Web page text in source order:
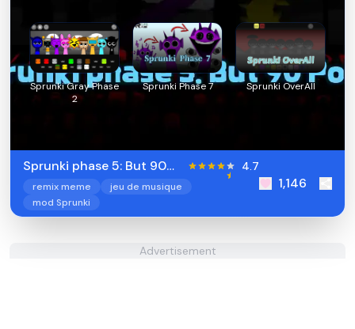
Sprunki Gray Phase
2
Sprunki Phase 7 Sprunki OverAll
Sprunki phase 5: But 90
Polos
4.7
remix meme
jeu de musique
mod Sprunki
1,146
Advertisement